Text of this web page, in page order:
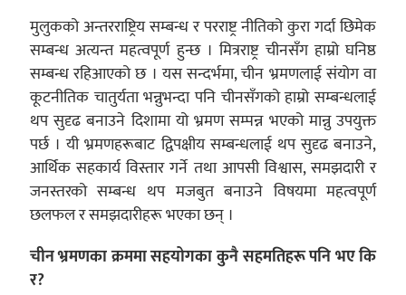
मुलुकको अन्तरराष्ट्रिय सम्बन्ध र परराष्ट्र नीतिको कुरा गर्दा छिमेक
सम्बन्ध अत्यन्त महत्वपूर्ण हुन्छ । मित्रराष्ट्र चीनसँग हाम्रो घनिष्ठ
सम्बन्ध रहिआएको छ । यस सन्दर्भमा, चीन भ्रमणलाई संयोग वा
कूटनीतिक चातुर्यता भन्नुभन्दा पनि चीनसँगको हाम्रो सम्बन्धलाई
थप सुदृढ बनाउने दिशामा यो भ्रमण सम्पन्न भएको मान्नु उपयुक्त
पर्छ । यी भ्रमणहरूबाट द्विपक्षीय सम्बन्धलाई थप सुदृढ बनाउने,
आर्थिक सहकार्य विस्तार गर्ने तथा आपसी विश्वास, समझदारी र
जनस्तरको सम्बन्ध थप मजबुत बनाउने विषयमा महत्वपूर्ण
छलफल र समझदारीहरू भएका छन् ।
चीन भ्रमणका क्रममा सहयोगका कुनै सहमतिहरू पनि भए कि
र?